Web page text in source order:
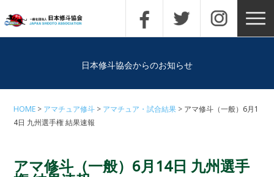
日本修斗協会からのお知らせ
HOME アマチュア修斗 アマチュア・試合結果
アマ修斗（一般）6月1
4日 九州選手権 結果速報
アマ修斗（一般）6月14日 九州選手